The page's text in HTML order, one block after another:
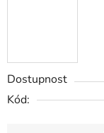
Dostupnost
Kód: